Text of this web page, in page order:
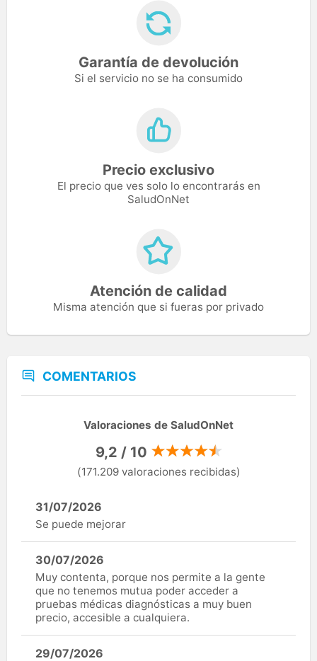
Garantía de devolución
Si el servicio no se ha consumido
Precio exclusivo
El precio que ves solo lo encontrarás en
SaludOnNet
Atención de calidad
Misma atención que si fueras por privado
COMENTARIOS
Valoraciones de SaludOnNet
9,2 / 10
(171.209 valoraciones recibidas)
31/07/2026
Se puede mejorar
30/07/2026
Muy contenta, porque nos permite a la gente
que no tenemos mutua poder acceder a
pruebas médicas diagnósticas a muy buen
precio, accesible a cualquiera.
29/07/2026